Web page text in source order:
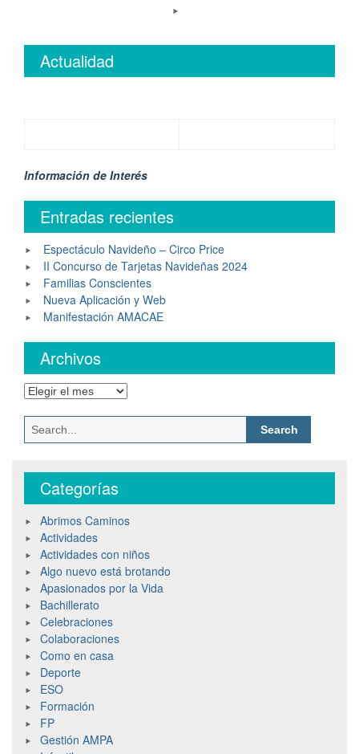
Actualidad
Información de Interés
Entradas recientes
Espectáculo Navideño – Circo Price
II Concurso de Tarjetas Navideñas 2024
Familias Conscientes
Nueva Aplicación y Web
Manifestación AMACAE
Archivos
Categorías
Abrimos Caminos
Actividades
Actividades con niños
Algo nuevo está brotando
Apasionados por la Vida
Bachillerato
Celebraciones
Colaboraciones
Como en casa
Deporte
ESO
Formación
FP
Gestión AMPA